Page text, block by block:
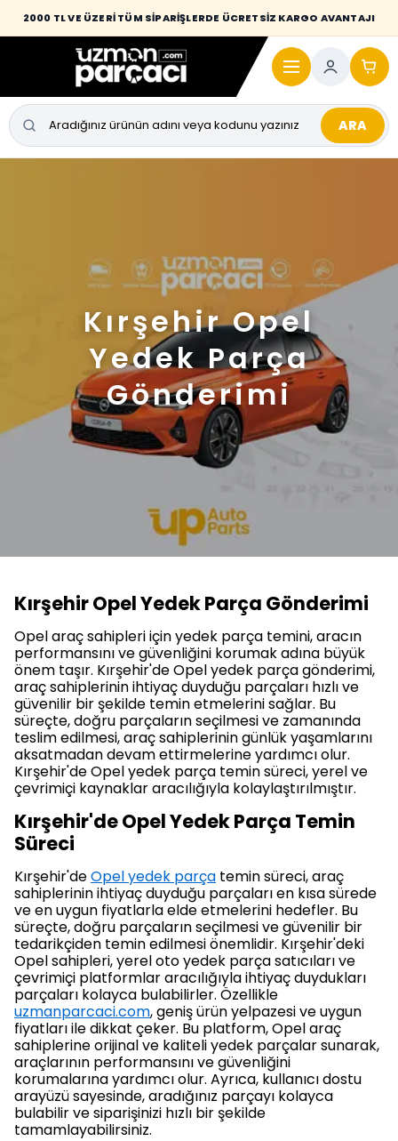
2000 TL VE ÜZERİ TÜM SİPARİŞLERDE ÜCRETSİZ KARGO AVANTAJI
ARA
Kırşehir Opel
Yedek Parça
Gönderimi
Kırşehir Opel Yedek Parça Gönderimi
Opel araç sahipleri için yedek parça temini, aracın
performansını ve güvenliğini korumak adına büyük
önem taşır. Kırşehir'de Opel yedek parça gönderimi,
araç sahiplerinin ihtiyaç duyduğu parçaları hızlı ve
güvenilir bir şekilde temin etmelerini sağlar. Bu
süreçte, doğru parçaların seçilmesi ve zamanında
teslim edilmesi, araç sahiplerinin günlük yaşamlarını
aksatmadan devam ettirmelerine yardımcı olur.
Kırşehir'de Opel yedek parça temin süreci, yerel ve
çevrimiçi kaynaklar aracılığıyla kolaylaştırılmıştır.
Kırşehir'de Opel Yedek Parça Temin
Süreci
Kırşehir'deOpel yedek parça temin süreci, araç
sahiplerinin ihtiyaç duyduğu parçaları en kısa sürede
ve en uygun fiyatlarla elde etmelerini hedefler. Bu
süreçte, doğru parçaların seçilmesi ve güvenilir bir
tedarikçiden temin edilmesi önemlidir. Kırşehir'deki
Opel sahipleri, yerel oto yedek parça satıcıları ve
çevrimiçi platformlar aracılığıyla ihtiyaç duydukları
parçaları kolayca bulabilirler. Özellikle
uzmanparcaci.com, geniş ürün yelpazesi ve uygun
fiyatları ile dikkat çeker. Bu platform, Opel araç
sahiplerine orijinal ve kaliteli yedek parçalar sunarak,
araçlarının performansını ve güvenliğini
korumalarına yardımcı olur. Ayrıca, kullanıcı dostu
arayüzü sayesinde, aradığınız parçayı kolayca
bulabilir ve siparişinizi hızlı bir şekilde
tamamlayabilirsiniz.